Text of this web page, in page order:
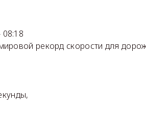
рекорд скорости для